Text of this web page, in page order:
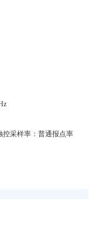
控采样率：普通报点率